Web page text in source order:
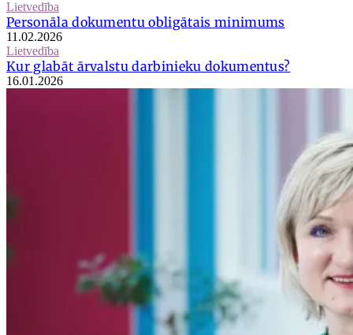
Lietvedība
Personāla dokumentu obligātais minimums
11.02.2026
Lietvedība
Kur glabāt ārvalstu darbinieku dokumentus?
16.01.2026